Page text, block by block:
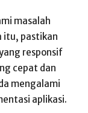
masalah
itu, pastikan
responsif
cepat dan
mengalami
aplikasi.